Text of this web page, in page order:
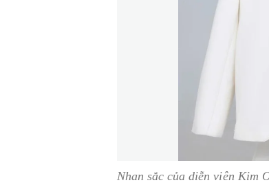
Nhan sắc của diễn viên Kim